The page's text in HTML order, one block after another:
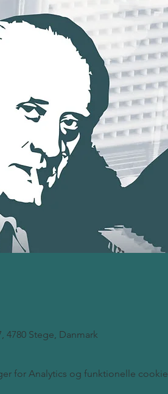
4780 Stege, Danmark
for Analytics og funktionelle